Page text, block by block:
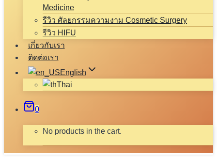
Medicine
รีวิว ศัลยกรรมความงาม Cosmetic Surgery
รีวิว HIFU
เกี่ยวกับเรา
ติดต่อเรา
English
Thai
0
No products in the cart.